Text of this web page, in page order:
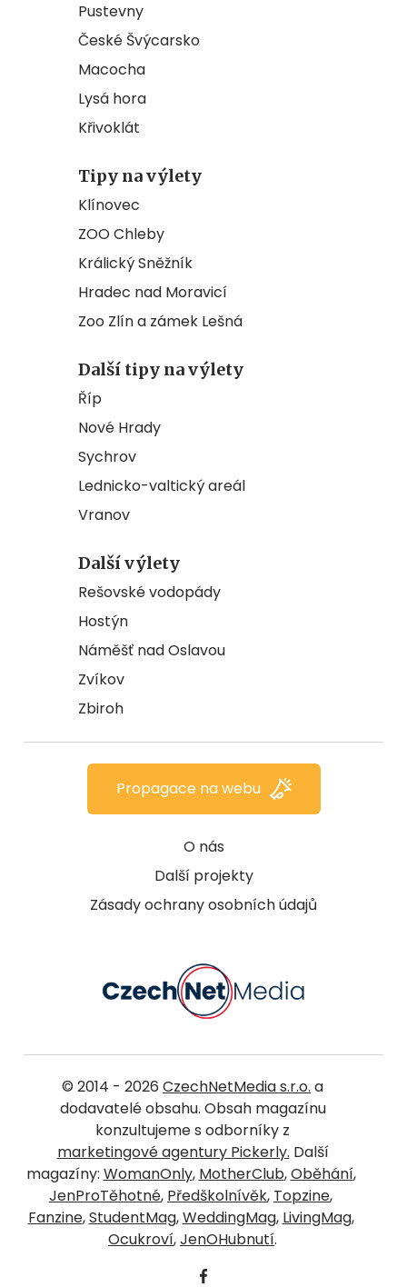
Pustevny
České Švýcarsko
Macocha
Lysá hora
Křivoklát
Tipy na výlety
Klínovec
ZOO Chleby
Králický Sněžník
Hradec nad Moravicí
Zoo Zlín a zámek Lešná
Další tipy na výlety
Říp
Nové Hrady
Sychrov
Lednicko-valtický areál
Vranov
Další výlety
Rešovské vodopády
Hostýn
Náměšť nad Oslavou
Zvíkov
Zbiroh
O nás
Další projekty
Zásady ochrany osobních údajů
Propagace na webu
© 2014 - 2026 CzechNetMedia s.r.o. a
dodavatelé obsahu. Obsah magazínu
konzultujeme s odborníky z
marketingové agentury Pickerly. Další
magazíny: WomanOnly, MotherClub,Oběhání,
JenProTěhotné, Předškolnívěk, Topzine,
Fanzine,StudentMag,WeddingMag, LivingMag,
Ocukroví,JenOHubnutí.